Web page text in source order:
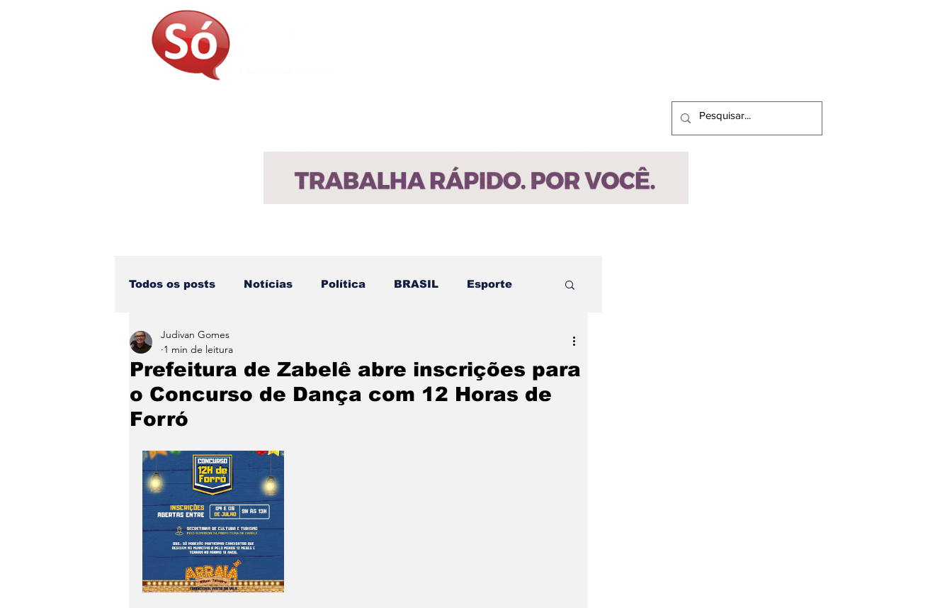
Todos os posts Notícias Política BRASIL Esporte
Entretenimento
Prefeitura de Zabelê abre inscrições para
o Concurso de Dança com 12 Horas de
Forró
Judivan Gomes
1 min de leitura